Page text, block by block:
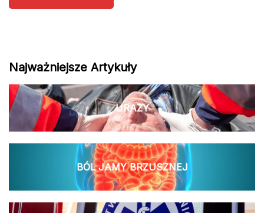
Najważniejsze Artykuły
URAZY
BÓL JAMY BRZUSZNEJ